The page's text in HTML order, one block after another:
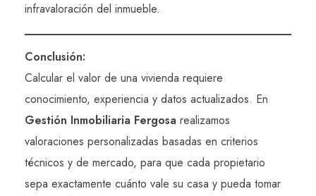
infravaloración del inmueble.
Conclusión:
Calcular el valor de una vivienda requiere
conocimiento, experiencia y datos actualizados. En
Gestión Inmobiliaria Fergosa realizamos
valoraciones personalizadas basadas en criterios
técnicos y de mercado, para que cada propietario
sepa exactamente cuánto vale su casa y pueda tomar